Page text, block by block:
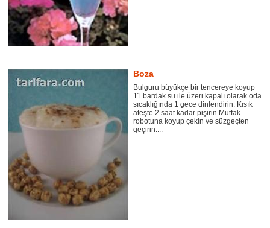
Boza
Bulguru büyükçe bir tencereye koyup
11 bardak su ile üzeri kapalı olarak oda
sıcaklığında 1 gece dinlendirin. Kısık
ateşte 2 saat kadar pişirin.Mutfak
robotuna koyup çekin ve süzgeçten
geçirin....